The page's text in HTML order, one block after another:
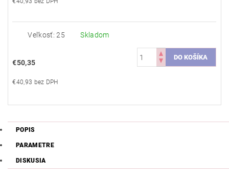
Veľkosť: 25 Skladom
€50,35
€40,93 bez DPH
POPIS
PARAMETRE
DISKUSIA